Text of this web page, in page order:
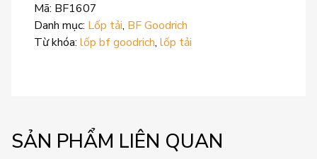
Mã: BF1607
Danh mục: Lốp tải, BF Goodrich
Từ khóa: lốp bf goodrich, lốp tải
SẢN PHẨM LIÊN QUAN